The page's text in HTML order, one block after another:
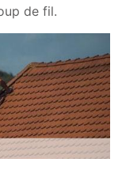
de fil.